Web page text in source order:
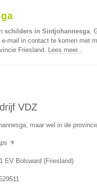
schilders in Sintjohannesga.
mail in contact te komen met
Friesland. Lees meer...
VDZ
maar wel in de
▼
EV Bolsward (Friesland)